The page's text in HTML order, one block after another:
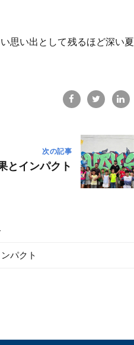
思い出として残るほど深い夏
次の記事
とインパクト
パクト